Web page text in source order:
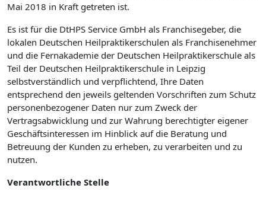
Mai 2018 in Kraft getreten ist.
Es ist für die DtHPS Service GmbH als Franchisegeber, die
lokalen Deutschen Heilpraktikerschulen als Franchise­nehmer
und die Fernakademie der Deutschen Heilpraktikerschule als
Teil der Deutschen Heilpraktikerschule in Leipzig
selbstverständlich und verpflichtend, Ihre Daten
entsprechend den jeweils geltenden Vorschriften zum Schutz
personenbezogener Daten nur zum Zweck der
Vertragsabwicklung und zur Wahrung berechtigter eigener
Geschäftsinteressen im Hinblick auf die Beratung und
Betreuung der Kunden zu erheben, zu verarbeiten und zu
nutzen.
Verantwortliche Stelle